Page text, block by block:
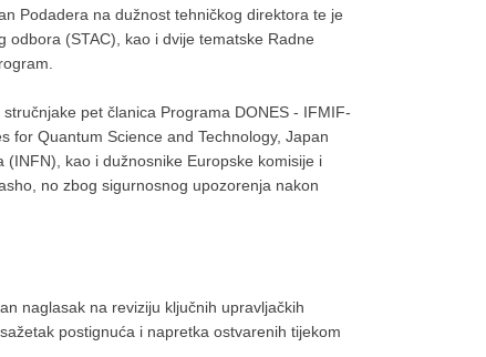
Podadera na dužnost tehničkog direktora te je
(STAC), kao i dvije tematske Radne
pet članica Programa DONES - IFMIF-
for Quantum Science and Technology, Japan
kao i dužnosnike Europske komisije i
no zbog sigurnosnog upozorenja nakon
naglasak na reviziju ključnih upravljačkih
postignuća i napretka ostvarenih tijekom